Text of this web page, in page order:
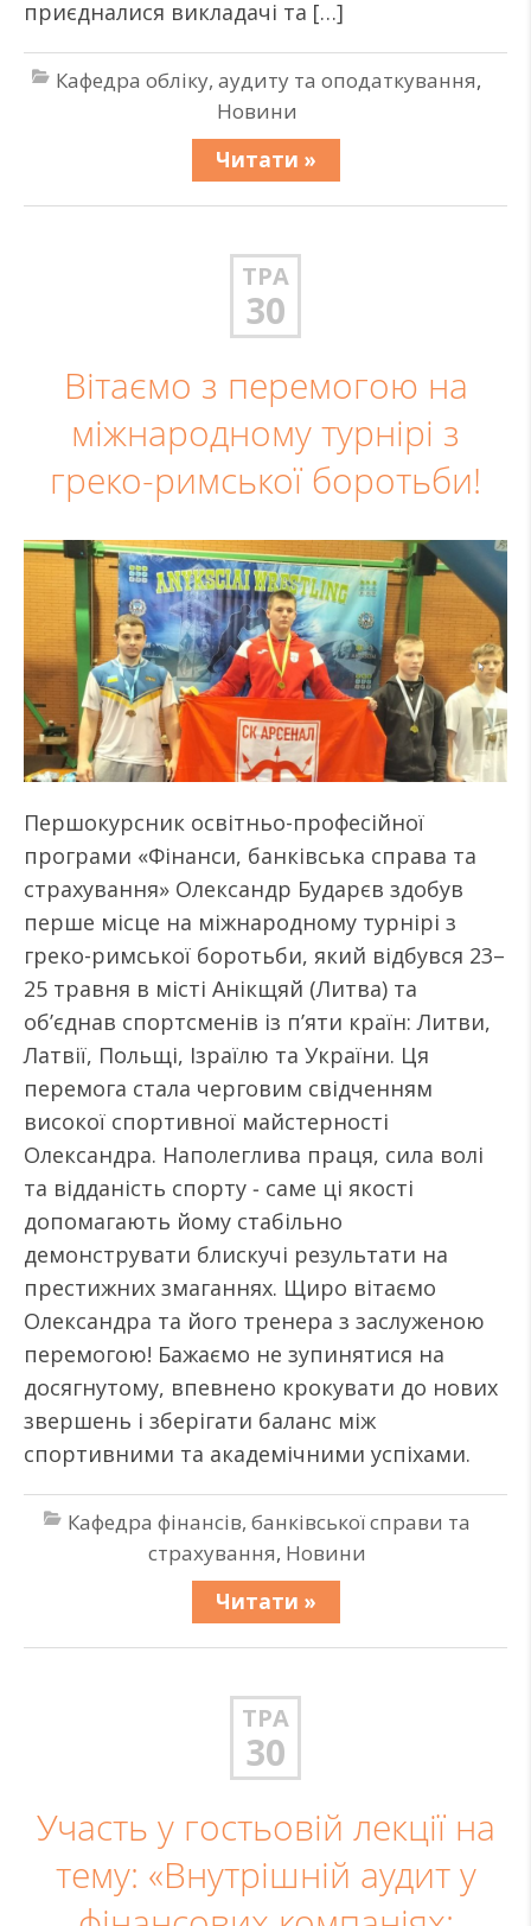
приєдналися викладачі та […]
Кафедра обліку, аудиту та оподаткування,
Новини
Читати »
ТРА
30
Вітаємо з перемогою на
міжнародному турнірі з
греко-римської боротьби!
Першокурсник освітньо-професійної
програми «Фінанси, банківська справа та
страхування» Олександр Бударєв здобув
перше місце на міжнародному турнірі з
греко-римської боротьби, який відбувся 23–
25 травня в місті Анікщяй (Литва) та
об’єднав спортсменів із п’яти країн: Литви,
Латвії, Польщі, Ізраїлю та України. Ця
перемога стала черговим свідченням
високої спортивної майстерності
Олександра. Наполеглива праця, сила волі
та відданість спорту ‒ саме ці якості
допомагають йому стабільно
демонструвати блискучі результати на
престижних змаганнях. Щиро вітаємо
Олександра та його тренера з заслуженою
перемогою! Бажаємо не зупинятися на
досягнутому, впевнено крокувати до нових
звершень і зберігати баланс між
спортивними та академічними успіхами.
Кафедра фінансів, банківської справи та
страхування, Новини
Читати »
ТРА
30
Участь у гостьовій лекції на
тему: «Внутрішній аудит у